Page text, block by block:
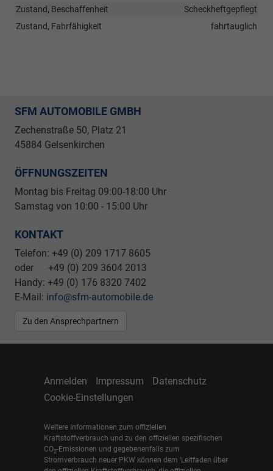
Zustand, Beschaffenheit
Scheckheftgepflegt
Zustand, Fahrfähigkeit
fahrtauglich
SFM AUTOMOBILE GMBH
Zechenstraße 50, Platz 21
45884 Gelsenkirchen
ÖFFNUNGSZEITEN
Montag bis Freitag 09:00-18:00 Uhr
Samstag von 10:00 - 15:00 Uhr
KONTAKT
Telefon: +49 (0) 209 1717 8605
oder +49 (0) 209 3604 2013
Handy: +49 (0) 176 8320 7402
E-Mail: info@sfm-automobile.de
Zu den Ansprechpartnern
Anmelden Impressum
Datenschutz
Cookie-Einstellungen
Weitere Informationen zum offiziellen
Kraftstoffverbrauch und zu den offiziellen spezifischen
CO2-Emissionen und gegebenenfalls zum
Stromverbrauch neuer PKW können dem 'Leitfaden über